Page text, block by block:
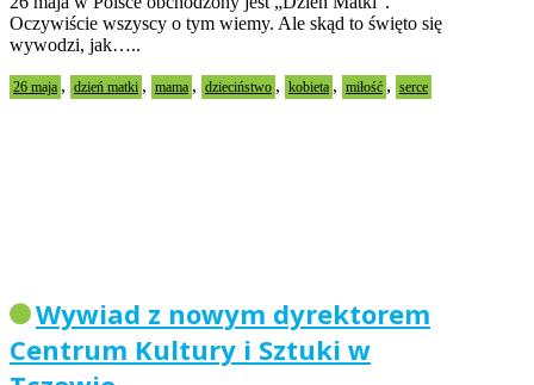
Oczywiście wszyscy o tym wiemy. Ale skąd to święto się
wywodzi, jak…..
26 maja , dzień matki , mama , dzieciństwo , kobieta , miłość , serce
Wywiad z nowym dyrektorem
Centrum Kultury i Sztuki w